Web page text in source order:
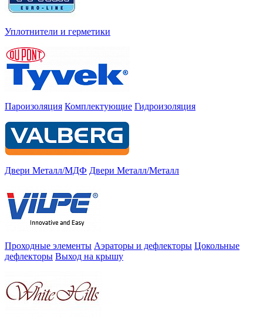
Уплотнители и герметики
Пароизоляция Комплектующие Гидроизоляция
Двери Металл/МДФ Двери Металл/Металл
Проходные элементы Аэраторы и дефлекторы Цокольные
дефлекторы Выход на крышу